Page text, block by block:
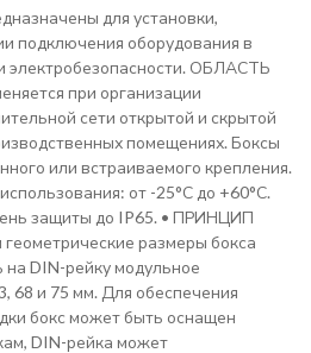
для установки,
подключения оборудования в
электробезопасности. ОБЛАСТЬ
при организации
сети открытой и скрытой
помещениях. Боксы
или встраиваемого крепления.
от -25°С до +60°С.
защиты до IP65. • ПРИНЦИП
размеры бокса
на DIN-рейку модульное
68 и 75 мм. Для обеспечения
бокс может быть оснащен
DIN-рейка может